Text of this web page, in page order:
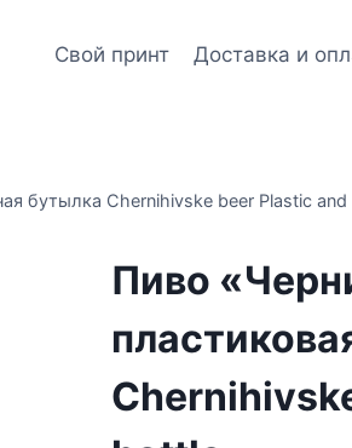
Свой принт Доставка и
бутылка Chernihivske beer Plastic
Пиво